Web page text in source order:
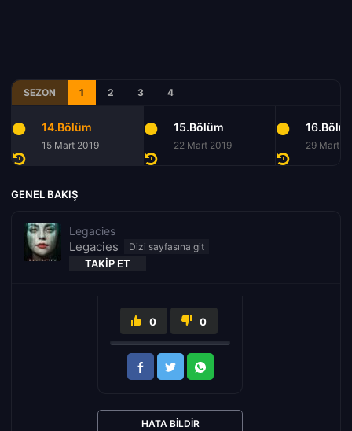
SEZON 1 2 3 4
14.Bölüm
15 Mart 2019
15.Bölüm
22 Mart 2019 29 Mart
GENEL BAKIŞ
Legacies
Legacies
TAKIP ET
0 0
HATA BILDIR